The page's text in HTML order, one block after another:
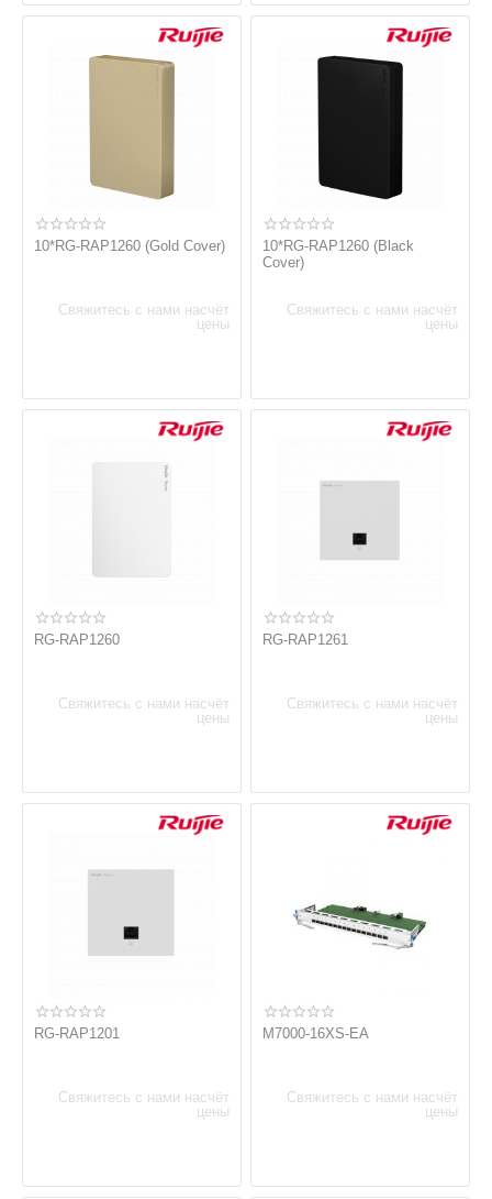
10*RG-RAP1260 (Gold Cover)
Свяжитесь с нами насчёт
цены
10*RG-RAP1260 (Black
Cover)
Свяжитесь с нами насчёт
цены
RG-RAP1260
Свяжитесь с нами насчёт
цены
RG-RAP1261
Свяжитесь с нами насчёт
цены
RG-RAP1201
Свяжитесь с нами насчёт
цены
M7000-16XS-EA
Свяжитесь с нами насчёт
цены